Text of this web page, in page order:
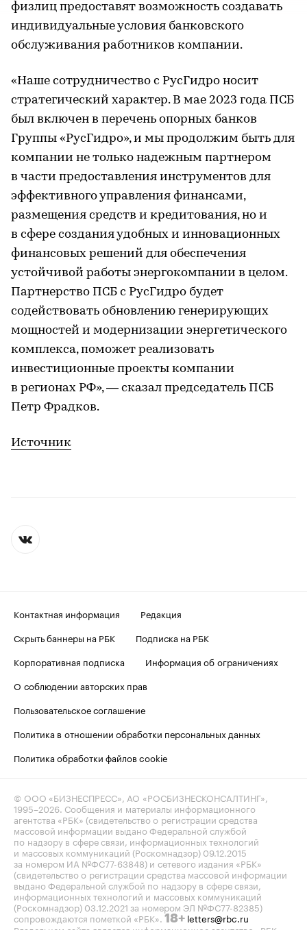
физлиц предоставят возможность создавать
индивидуальные условия банковского
обслуживания работников компании.
«Наше сотрудничество с РусГидро носит
стратегический характер. В мае 2023 года ПСБ
был включен в перечень опорных банков
Группы «РусГидро», и мы продолжим быть для
компании не только надежным партнером
в части предоставления инструментов для
эффективного управления финансами,
размещения средств и кредитования, но и
в сфере создания удобных и инновационных
финансовых решений для обеспечения
устойчивой работы энергокомпании в целом.
Партнерство ПСБ с РусГидро будет
содействовать обновлению генерирующих
мощностей и модернизации энергетического
комплекса, поможет реализовать
инвестиционные проекты компании
в регионах РФ», — сказал председатель ПСБ
Петр Фрадков.
Источник
Контактная информация
Редакция
Скрыть баннеры на РБК
Подписка на РБК
Корпоративная подписка
Информация об ограничениях
О соблюдении авторских прав
Пользовательское соглашение
Политика в отношении обработки персональных данных
Политика обработки файлов cookie
© ООО «БИЗНЕСПРЕСС», АО «РОСБИЗНЕСКОНСАЛТИНГ»,
1995–2026. Сообщения и материалы информационного
агентства «РБК» (свидетельство о регистрации средства
массовой информации выдано Федеральной службой
по надзору в сфере связи, информационных технологий
и массовых коммуникаций (Роскомнадзор) 09.12.2015
за номером ИА №ФС77-63848) и сетевого издания «РБК»
(свидетельство о регистрации средства массовой информации
выдано Федеральной службой по надзору в сфере связи,
информационных технологий и массовых коммуникаций
(Роскомнадзор) 03.12.2021 за номером ЭЛ №ФС77-82385)
сопровождаются пометкой «РБК». 18+ letters@rbc.ru